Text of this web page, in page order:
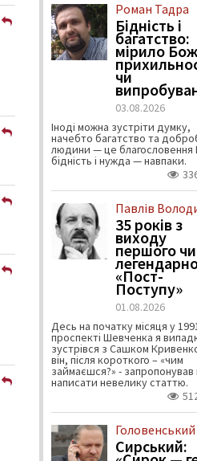
Роман Тадра
Бідність і
багатство:
мірило
чи
03.08.2026
Іноді можна зустріти думку,
начебто багатство та
людини — це благословення
бідність і нужда — навпаки.
Павлів
35 років з
виходу
першого
«Пост-
Поступу»
01.08.2026
Десь на початку місяця у
проспекті Шевченка я
зустрівся з Сашком
він, після короткого – «чим
займаєшся?» - запропонував
написати невелику статтю.
Сирський: